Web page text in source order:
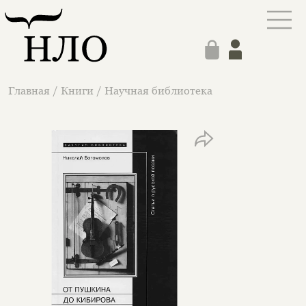
Главная / Книги / Научная библиотека